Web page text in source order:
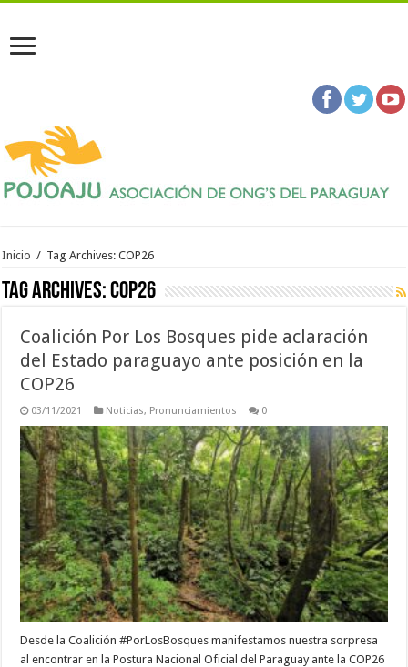
Inicio / Tag Archives: COP26
Tag Archives:COP26
Coalición Por Los Bosques pide aclaración
del Estado paraguayo ante posición en la
COP26
03/11/2021 Noticias, Pronunciamientos 0
Desde la Coalición #PorLosBosques manifestamos nuestra sorpresa
al encontrar en la Postura Nacional Oficial del Paraguay ante la COP26